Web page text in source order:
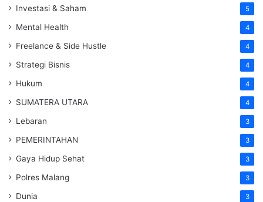
Investasi & Saham 5
Mental Health 4
Freelance & Side Hustle 4
Strategi Bisnis 4
Hukum 4
SUMATERA UTARA 4
Lebaran 3
PEMERINTAHAN 3
Gaya Hidup Sehat 3
Polres Malang 3
Dunia 3